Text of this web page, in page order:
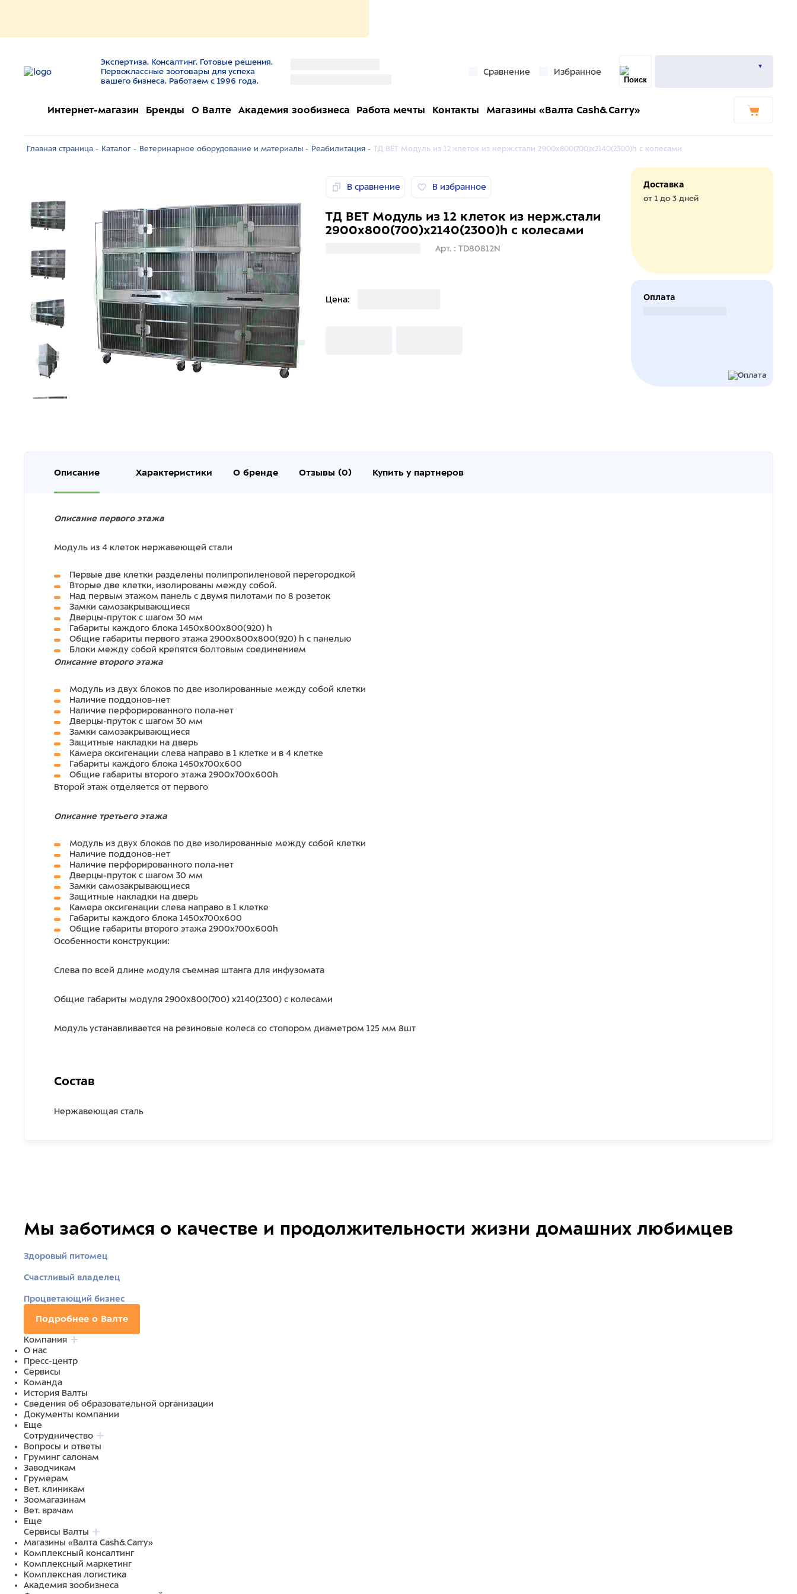
Экспертиза. Консалтинг. Готовые решения.
Первоклассные зоотовары для успеха
вашего бизнеса. Работаем с 1996 года.
Сравнение Избранное
Интернет-магазин Бренды О Валте Академия зообизнеса Работа мечты Контакты Магазины «Валта Cash&Carry»
Главная страница - Каталог - Ветеринарное оборудование и материалы - Реабилитация - ТД ВЕТ Модуль из 12 клеток из нерж.стали 2900х800(700)х2140(2300)h с колесами
В сравнение В избранное
ТД ВЕТ Модуль из 12 клеток из нерж.стали
2900х800(700)х2140(2300)h с колесами
Арт. : TD80812N
Цена:
Доставка
от 1 до 3 дней
Оплата
Описание Характеристики О бренде Отзывы (0) Купить у партнеров
Описание первого этажа
Модуль из 4 клеток нержавеющей стали
Первые две клетки разделены полипропиленовой перегородкой
Вторые две клетки, изолированы между собой.
Над первым этажом панель с двумя пилотами по 8 розеток
Замки самозакрывающиеся
Дверцы-пруток с шагом 30 мм
Габариты каждого блока 1450х800х800(920) h
Общие габариты первого этажа 2900х800х800(920) h с панелью
Блоки между собой крепятся болтовым соединением
Описание второго этажа
Модуль из двух блоков по две изолированные между собой клетки
Наличие поддонов-нет
Наличие перфорированного пола-нет
Дверцы-пруток с шагом 30 мм
Замки самозакрывающиеся
Защитные накладки на дверь
Камера оксигенации слева направо в 1 клетке и в 4 клетке
Габариты каждого блока 1450х700х600
Общие габариты второго этажа 2900х700х600h
Второй этаж отделяется от первого
Описание третьего этажа
Модуль из двух блоков по две изолированные между собой клетки
Наличие поддонов-нет
Наличие перфорированного пола-нет
Дверцы-пруток с шагом 30 мм
Замки самозакрывающиеся
Защитные накладки на дверь
Камера оксигенации слева направо в 1 клетке
Габариты каждого блока 1450х700х600
Общие габариты второго этажа 2900х700х600h
Особенности конструкции:
Слева по всей длине модуля съемная штанга для инфузомата
Общие габариты модуля 2900х800(700) х2140(2300) с колесами
Модуль устанавливается на резиновые колеса со стопором диаметром 125 мм 8шт
Состав
Нержавеющая сталь
Мы заботимся о качестве и продолжительности жизни домашних любимцев
Здоровый питомец
Счастливый владелец
Процветающий бизнес
Подробнее о Валте
Компания
О нас
Пресс-центр
Сервисы
Команда
История Валты
Сведения об образовательной организации
Документы компании
Еще
Сотрудничество
Вопросы и ответы
Груминг салонам
Заводчикам
Грумерам
Вет. клиникам
Зоомагазинам
Вет. врачам
Еще
Сервисы Валты
Магазины «Валта Cash&Carry»
Комплексный консалтинг
Комплексный маркетинг
Комплексная логистика
Академия зообизнеса